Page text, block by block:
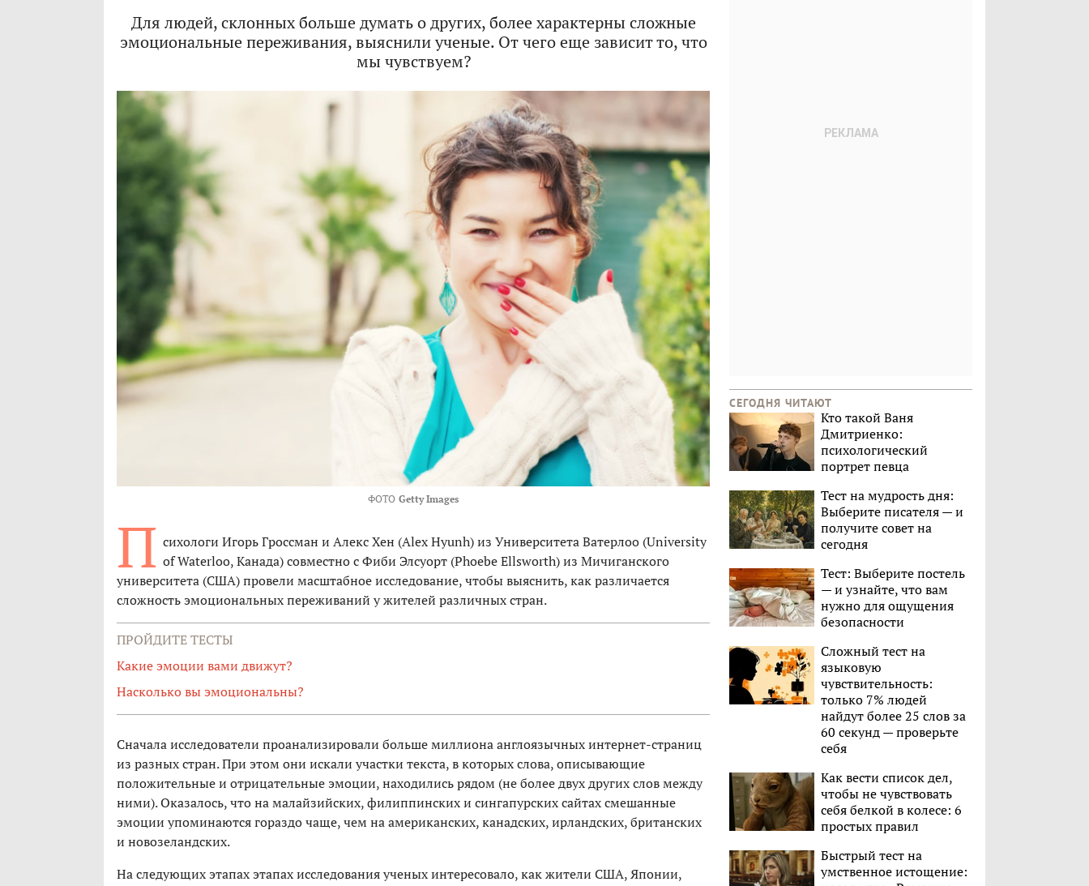
Для людей, склонных больше думать о других, более характерны сложные
эмоциональные переживания, выяснили ученые. От чего еще зависит то, что
мы чувствуем?
ФОТО Getty Images
П сихологи Игорь Гроссман и Алекс Хен (Alex Hyunh) из Университета Ватерлоо (University
of Waterloo, Канада) совместно с Фиби Элсуорт (Phoebe Ellsworth) из Мичиганского
университета (США) провели масштабное исследование, чтобы выяснить, как различается
сложность эмоциональных переживаний у жителей различных стран.
ПРОЙДИТЕ ТЕСТЫ
Какие эмоции вами движут?
Насколько вы эмоциональны?
Сначала исследователи проанализировали больше миллиона англоязычных интернет-страниц
из разных стран. При этом они искали участки текста, в которых слова, описывающие
положительные и отрицательные эмоции, находились рядом (не более двух других слов между
ними). Оказалось, что на малайзийских, филиппинских и сингапурских сайтах смешанные
эмоции упоминаются гораздо чаще, чем на американских, канадских, ирландских, британских
и новозеландских.
На следующих этапах этапах исследования ученых интересовало, как жители США, Японии,
СЕГОДНЯ ЧИТАЮТ
Кто такой Ваня
Дмитриенко:
психологический
портрет певца
Тест на мудрость дня:
Выберите писателя — и
получите совет на
сегодня
Тест: Выберите постель
— и узнайте, что вам
нужно для ощущения
безопасности
Сложный тест на
языковую
чувствительность:
только 7% людей
найдут более 25 слов за
60 секунд — проверьте
себя
Как вести список дел,
чтобы не чувствовать
себя белкой в колесе: 6
простых правил
Быстрый тест на
умственное истощение: